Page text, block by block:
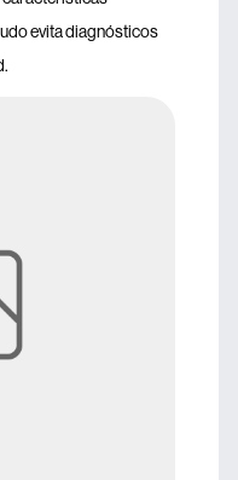
evita diagnósticos